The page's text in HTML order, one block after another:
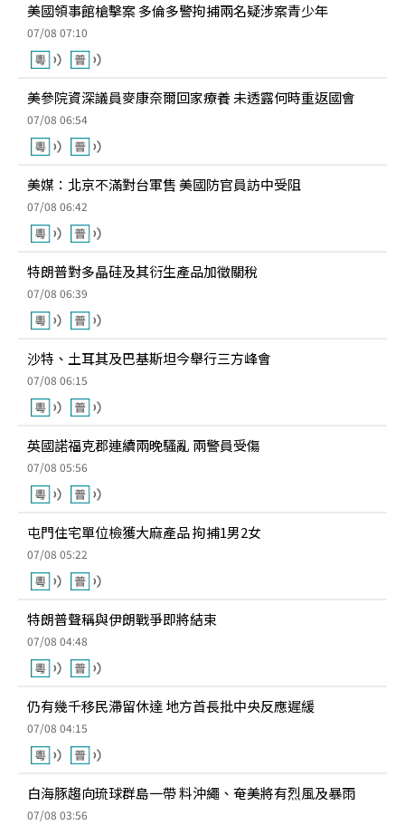
美國領事館槍擊案 多倫多警拘捕兩名疑涉案青少年
07/08 07:10
美參院資深議員麥康奈爾回家療養 未透露何時重返國會
07/08 06:54
美媒：北京不滿對台軍售 美國防官員訪中受阻
07/08 06:42
特朗普對多晶硅及其衍生產品加徵關稅
07/08 06:39
沙特、土耳其及巴基斯坦今舉行三方峰會
07/08 06:15
英國諾福克郡連續兩晚騷亂 兩警員受傷
07/08 05:56
屯門住宅單位檢獲大麻產品 拘捕1男2女
07/08 05:22
特朗普聲稱與伊朗戰爭即將結束
07/08 04:48
仍有幾千移民滯留休達 地方首長批中央反應遲緩
07/08 04:15
白海豚趨向琉球群島一帶 料沖繩、奄美將有烈風及暴雨
07/08 03:56